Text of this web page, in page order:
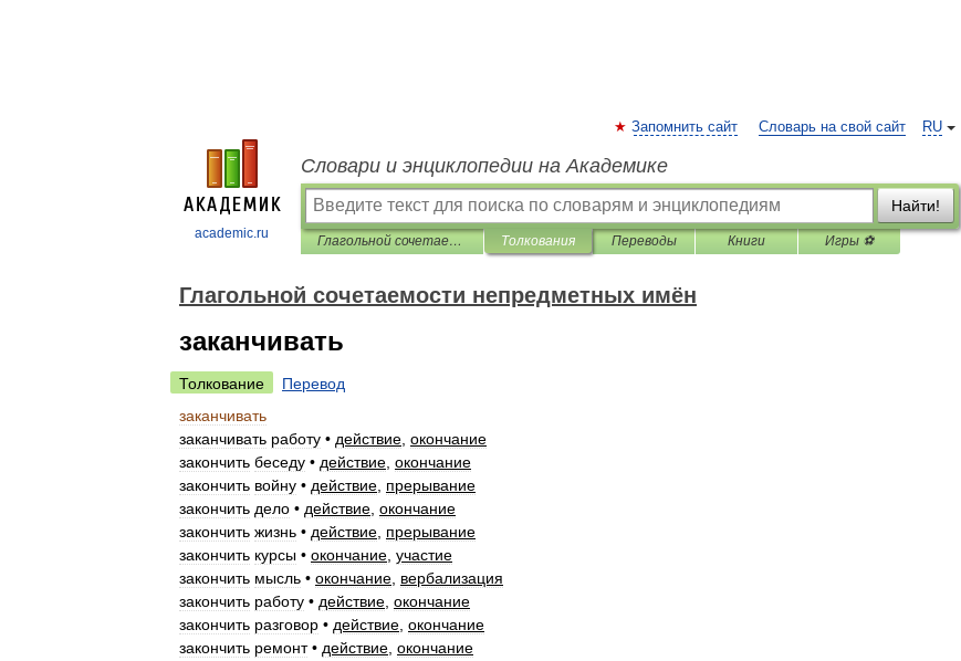
academic.ru
RU
Запомнить сайт Словарь на свой сайт
Словари и энциклопедии на Академике
Найти!
Глагольной сочетаемости непредметных имён Толкования Переводы Книги Игры ⚽
Глагольной сочетаемости непредметных имён
заканчивать
Толкование
Перевод
заканчивать
заканчивать работу • действие окончание
закончить беседу • действие окончание
закончить войну • действие прерывание
закончить дело • действие окончание
закончить жизнь • действие прерывание
закончить курсы • окончание участие
закончить мысль • окончание вербализация
закончить работу • действие окончание
закончить разговор • действие окончание
закончить ремонт• действие окончание